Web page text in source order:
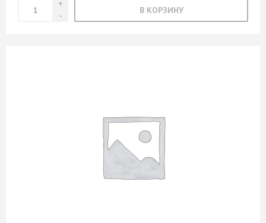
В КОРЗИНУ